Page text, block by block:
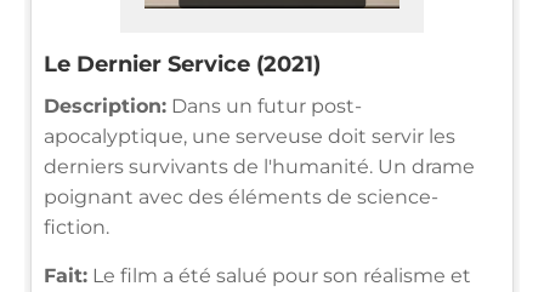
Le Dernier Service (2021)
Description: Dans un futur post-
apocalyptique, une serveuse doit servir les
derniers survivants de l'humanité. Un drame
poignant avec des éléments de science-
fiction.
Fait: Le film a été salué pour son réalisme et